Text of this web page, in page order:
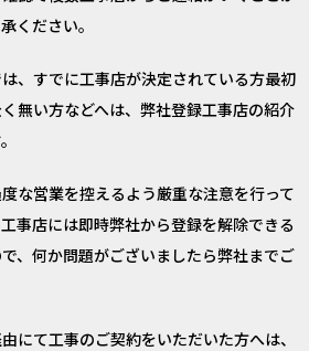
ください。
、すでに工事店が決定されている方最初
無い方などへは、弊社登録工事店の紹介
な営業を控えるよう厳重な注意を行って
事店には即時弊社から登録を解除できる
、何か問題がございましたら弊社までご
にて工事のご契約をいただいた方へは、